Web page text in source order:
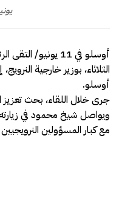
يونيو
أوسلو في 11
الثلاثاء، بوزير خارجية
أوسلو.
جرى خلال اللقاء، بحث تعزيز
ويواصل شيخ محمود في
مع كبار المسؤولين